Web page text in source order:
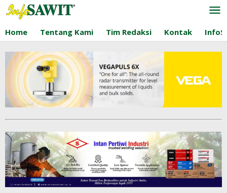
Lewati
ke
konten
Home Tentang Kami Tim Redaksi Kontak